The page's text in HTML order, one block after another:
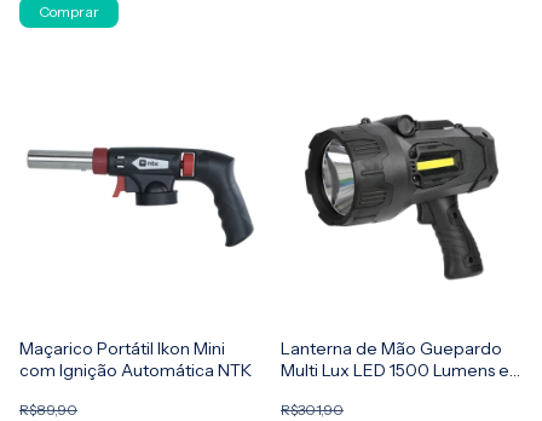
Comprar
Maçarico Portátil Ikon Mini
com Ignição Automática NTK
R$89,90
Lanterna de Mão Guepardo
Multi Lux LED 1500 Lumens e
R$301,90